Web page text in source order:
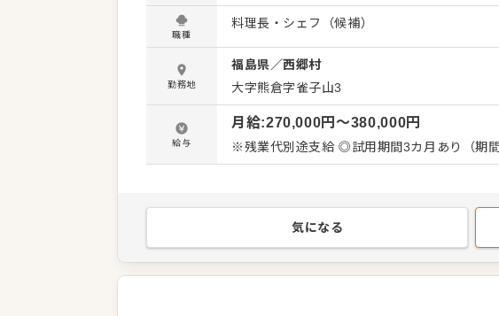
会的地位の高いお客様との深い関わりを通し
す。評価制度は実力主義を採用しており、年齢
に、ライフステージに合わせた柔軟な働き方
低い離職率が示す通り、安心して腰を据えて
業ならではの安定した事業基盤のもと、プロ
おすすめポイント＞ 残業手当は全額支給さ
す。さらに寮や社宅を完備しているため、遠
の費用負担を抑えながら、落ち着いて日々の
職種
料理長・シェフ（候補）
勤務地
福島県／西郷村
大字熊倉字雀子山3
給与
月給:270,000円〜380,000円
※残業代別途支給 ◎試用期間3カ月あり（期間
気になる